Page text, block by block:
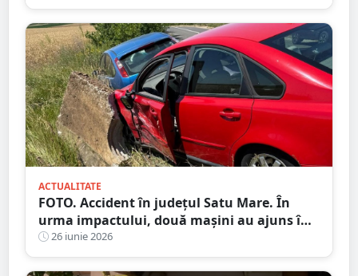
ACTUALITATE
FOTO. Accident în județul Satu Mare. În
urma impactului, două mașini au ajuns în
șanț26 iunie 2026